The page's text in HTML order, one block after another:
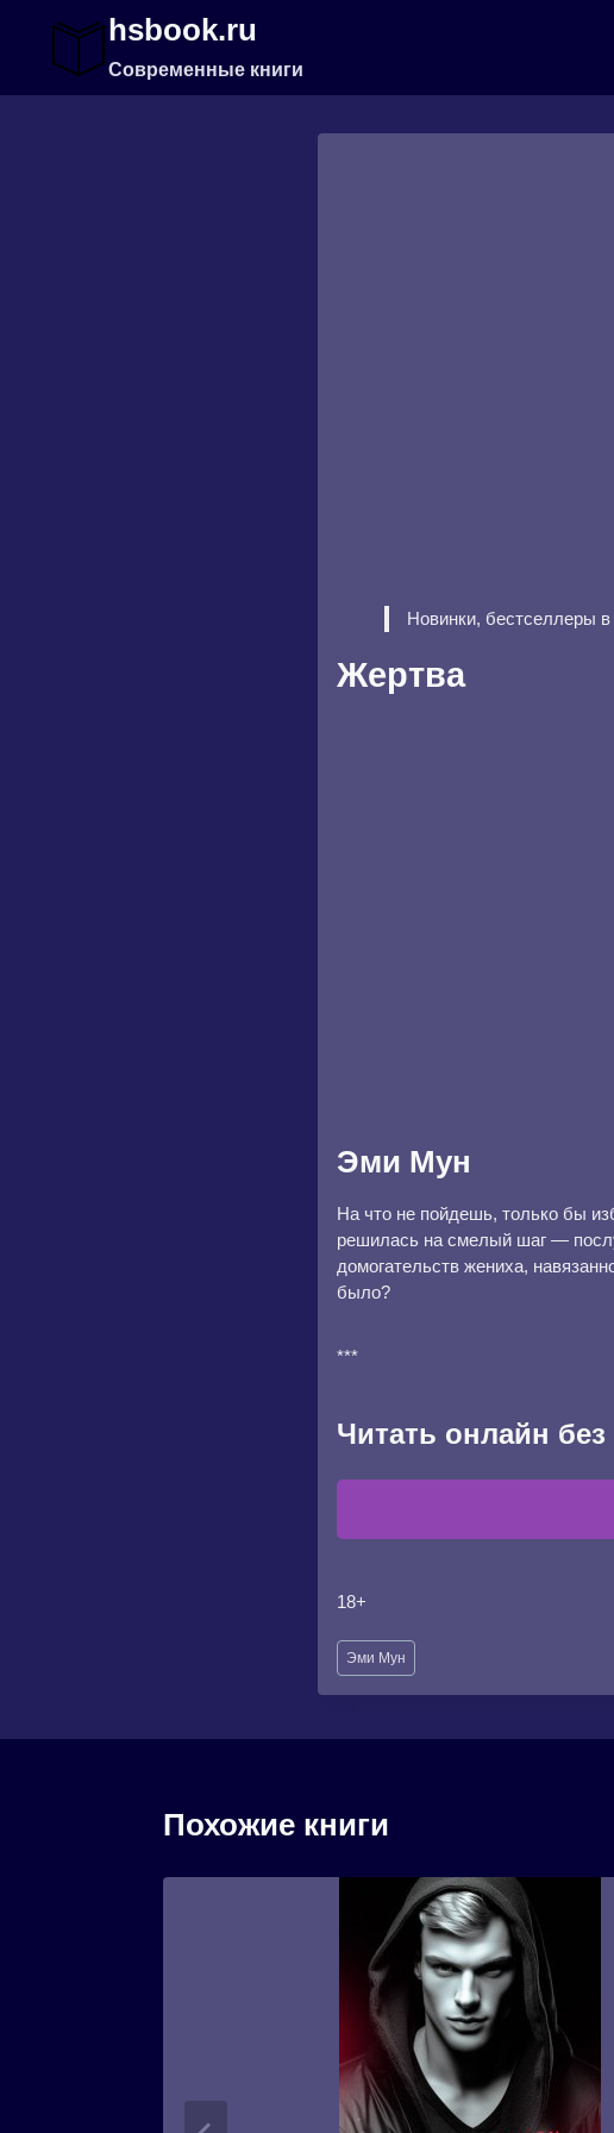
содержимому
hsbook.ru
Современные книги
Новинки, бестселлеры
Жертва
Эми Мун
На что не пойдешь, только бы
решилась на смелый шаг —
домогательств жениха,
было?
***
Читать онлайн
18+
Метки
записи:
Эми Мун
Похожие книги